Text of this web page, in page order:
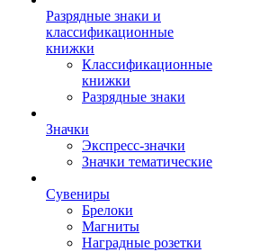
Разрядные знаки и
классификационные
книжки
Классификационные
книжки
Разрядные знаки
Значки
Экспресс-значки
Значки тематические
Сувениры
Брелоки
Магниты
Наградные розетки